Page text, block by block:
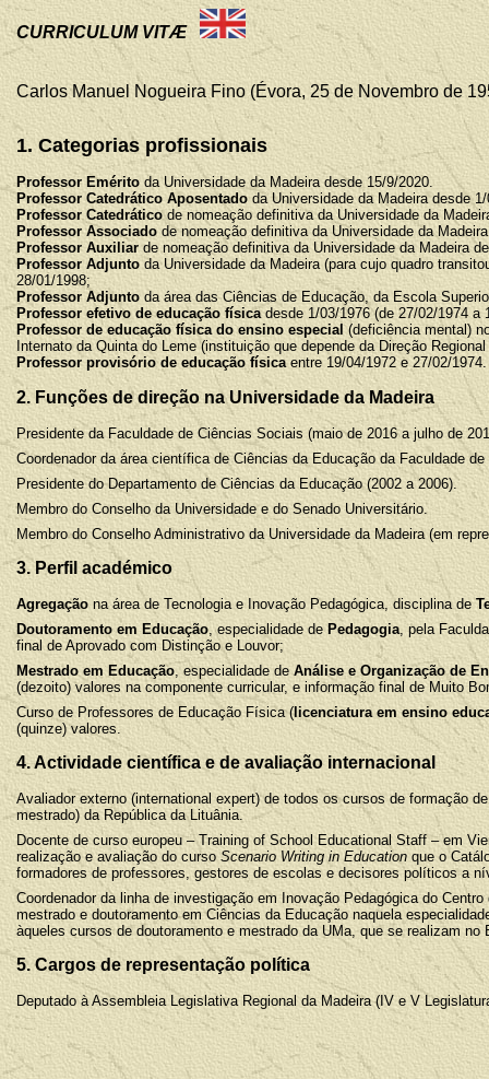
CURRICULUM VITÆ
Carlos Manuel Nogueira Fino (Évora, 25 de Novembro de
1. Categorias profissionais
Professor Emérito da Universidade da Madeira desde 15/9/2020.
Professor Catedrático Aposentado da Universidade da Madeira desde
Professor Catedráticode nomeação definitiva da Universidade da
Professor Associado de nomeação definitiva da Universidade da
Professor Auxiliarde nomeação definitiva da Universidade da Madeira
Professor Adjunto da Universidade da Madeira (para cujo quadro
28/01/1998;
Professor Adjunto da área das Ciências de Educação, da Escola
Professor efetivo de educação físicadesde 1/03/1976 (de 27/02/1974 a
Professor de educação física do ensino especial(deficiência mental)
Internato da Quinta do Leme (instituição que depende da Direção
Professor provisório de educação físicaentre 19/04/1972 e 27/02/1974.
2. Funções de direção na Universidade da Madeira
Presidente da Faculdade de Ciências Sociais (maio de 2016 a julho de
Coordenador da área científica de Ciências da Educação da Faculdade
Presidente do Departamento de Ciências da Educação (2002 a 2006).
Membro do Conselho da Universidade e do Senado Universitário.
Membro do Conselho Administrativo da Universidade da Madeira (em
3. Perfil académico
Agregaçãona área de Tecnologia e Inovação Pedagógica, disciplina de
Doutoramento em Educação , especialidade dePedagogia , pela
final de Aprovado com Distinção e Louvor;
Mestrado em Educação , especialidade deAnálise e Organização de
(dezoito) valores na componente curricular, e informação final de Muito
Curso de Professores de Educação Física (licenciatura em ensino
(quinze) valores .
4. Actividade científica e de avaliação internacional
Avaliador externo (international expert) de todos os cursos de formação
mestrado) da República da Lituânia.
Docente de curso europeu – Training of School Educational Staff – em
realização e avaliação do cursoScenario Writing in Education que o
formadores de professores, gestores de escolas e decisores políticos a
Coordenador da linha de investigação em Inovação Pedagógica do
mestrado e doutoramento em Ciências da Educação naquela
àqueles cursos de doutoramento e mestrado da UMa, que se realizam no
5. Cargos de representação política
Deputado à Assembleia Legislativa Regional da Madeira (IV e V